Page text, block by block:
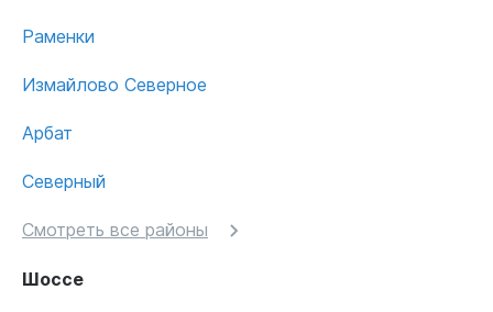
Раменки
Измайлово Северное
Арбат
Северный
Смотреть все районы
Шоссе